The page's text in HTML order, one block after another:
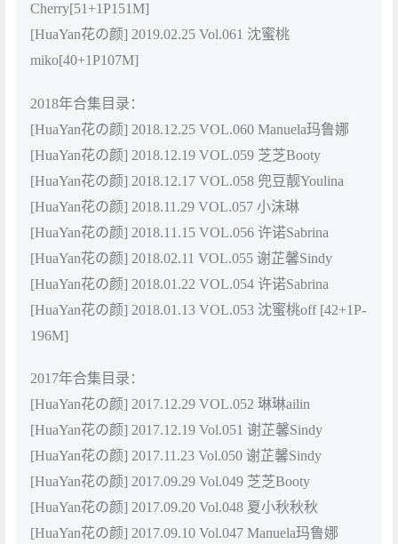
Cherry[51+1P151M]
[HuaYan花の颜] 2019.02.25 Vol.061 沈蜜桃
miko[40+1P107M]
2018年合集目录：
[HuaYan花の颜] 2018.12.25 VOL.060 Manuela玛鲁娜
[HuaYan花の颜] 2018.12.19 VOL.059 芝芝Booty
[HuaYan花の颜] 2018.12.17 VOL.058 兜豆靓Youlina
[HuaYan花の颜] 2018.11.29 VOL.057 小沫琳
[HuaYan花の颜] 2018.11.15 VOL.056 许诺Sabrina
[HuaYan花の颜] 2018.02.11 VOL.055 谢芷馨Sindy
[HuaYan花の颜] 2018.01.22 VOL.054 许诺Sabrina
[HuaYan花の颜] 2018.01.13 VOL.053 沈蜜桃off [42+1P-
196M]
2017年合集目录：
[HuaYan花の颜] 2017.12.29 VOL.052 琳琳ailin
[HuaYan花の颜] 2017.12.19 Vol.051 谢芷馨Sindy
[HuaYan花の颜] 2017.11.23 Vol.050 谢芷馨Sindy
[HuaYan花の颜] 2017.09.29 Vol.049 芝芝Booty
[HuaYan花の颜] 2017.09.20 Vol.048 夏小秋秋秋
[HuaYan花の颜] 2017.09.10 Vol.047 Manuela玛鲁娜